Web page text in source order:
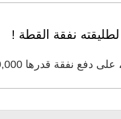
نفقة القطة !
(240 دولارًا أمريكيًا) كل ثلاثة